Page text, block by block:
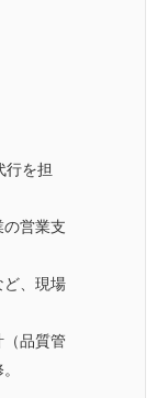
行を担
の営業支
ど、現場
品質管